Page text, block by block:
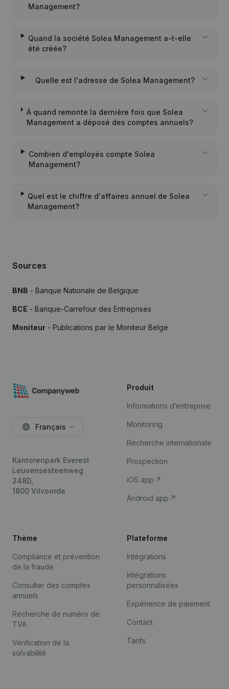
Management?
Quand la société Solea Management a-t-elle
été créée?
Quelle est l'adresse de Solea Management?
À quand remonte la dernière fois que Solea
Management a déposé des comptes annuels?
Combien d'employés compte Solea
Management?
Quel est le chiffre d'affaires annuel de Solea
Management?
Sources
BNB - Banque Nationale de Belgique
BCE - Banque-Carrefour des Entreprises
Moniteur - Publications par le Moniteur Belge
Français
Kantorenpark Everest
Leuvensesteenweg
248D,
1800 Vilvoorde
Produit
Informations d’entreprise
Monitoring
Recherche internationale
Prospection
iOS app
Android app
Thème
Compliance et prévention
de la fraude
Consulter des comptes
annuels
Recherche de numéro de
TVA
Vérification de la
solvabilité
Plateforme
Intégrations
Intégrations
personnalisées
Expérience de paiement
Contact
Tarifs